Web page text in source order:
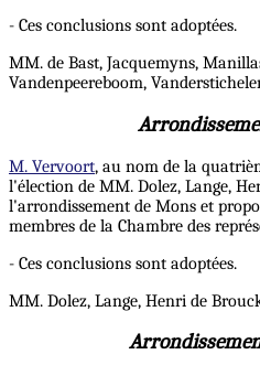
- Ces conclusions sont adoptées.
MM. de Bast, Jacquemyns,
Vandenpeereboom,
M. Vervoort, au nom de la
l'élection de MM. Dolez, Lange,
l'arrondissement de Mons et
membres de la Chambre des
- Ces conclusions sont adoptées.
MM. Dolez, Lange, Henri de